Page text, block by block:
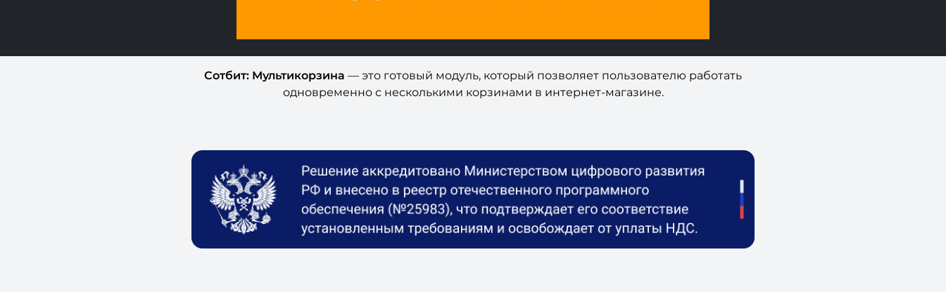
Сотбит: Мультикорзина — это готовый модуль, который позволяет пользователю работать
одновременно с несколькими корзинами в интернет-магазине.